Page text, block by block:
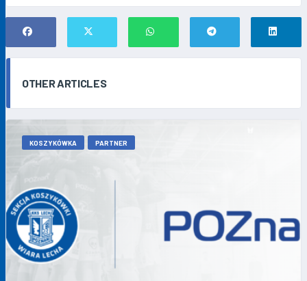
OTHER ARTICLES
KOSZYKÓWKA PARTNER